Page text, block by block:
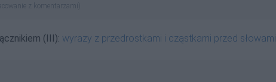
z komentarzami)
(III): wyrazy z przedrostkami i cząstkami przed słowami